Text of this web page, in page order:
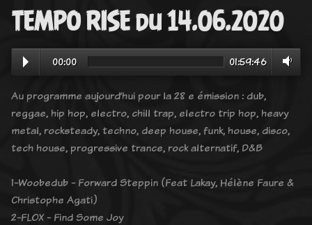
TEMPO RISE du 14.06.2020
00:00 01:59:46
Au programme aujourd’hui pour la 28 e émission : dub,
reggae, hip hop, electro, chill trap, electro trip hop, heavy
metal, rocksteady, techno, deep house, funk, house, disco,
tech house, progressive trance, rock alternatif, D&B
1-Woobedub - Forward Steppin (Feat Lakay, Hélène Faure &
Christophe Agati)
2-FLOX - Find Some Joy